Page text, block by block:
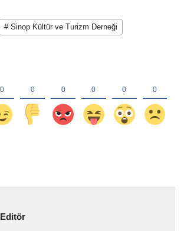
# Sinop Kültür ve Turizm Derneği
Editör